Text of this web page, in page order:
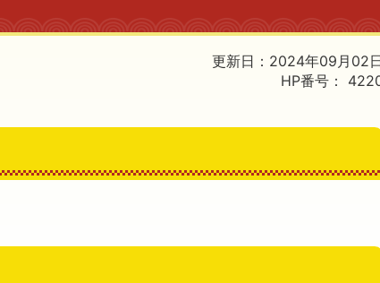
更新日：2024年09月02
HP番号：